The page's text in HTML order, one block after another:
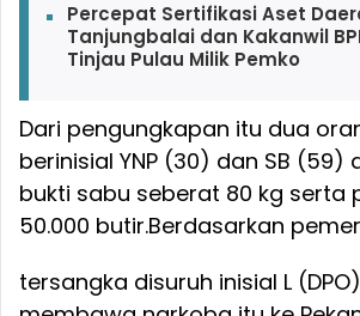
Percepat Sertifikasi Aset
Tanjungbalai dan Kakanwil
Tinjau Pulau Milik Pemko
Dari pengungkapan itu dua
berinisial YNP (30) dan SB (59)
bukti sabu seberat 80 kg serta
50.000 butir.Berdasarkan
tersangka disuruh inisial L